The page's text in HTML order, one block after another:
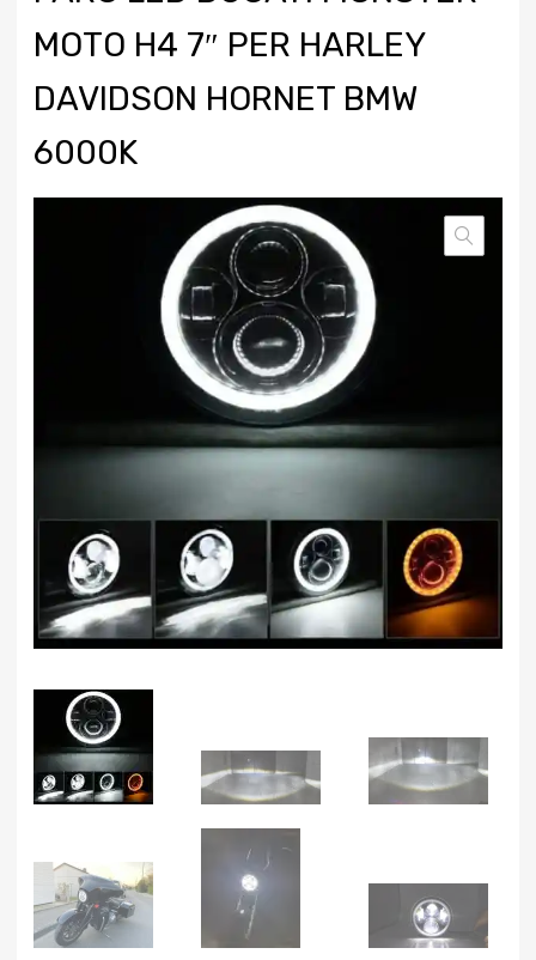
MOTO H4 7″ PER HARLEY
DAVIDSON HORNET BMW
6000K